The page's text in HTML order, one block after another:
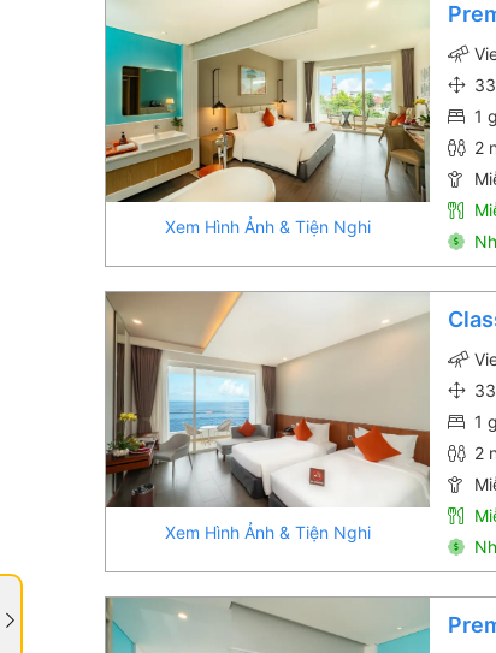
Xem Hình Ảnh & Tiện Nghi
1
2
Xem Hình Ảnh & Tiện Nghi
1
2